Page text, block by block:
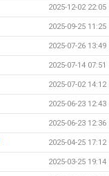
2025-12-02 22:05
2025-09-25 11:25
2025-07-26 13:49
2025-07-14 07:51
2025-07-02 14:12
2025-06-23 12:43
2025-06-23 12:36
2025-04-25 17:12
2025-03-25 19:14